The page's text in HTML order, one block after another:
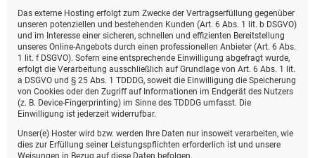
Das externe Hosting erfolgt zum Zwecke der Vertragserfüllung gegenüber
unseren potenziellen und bestehenden Kunden (Art. 6 Abs. 1 lit. b DSGVO)
und im Interesse einer sicheren, schnellen und effizienten Bereitstellung
unseres Online-Angebots durch einen professionellen Anbieter (Art. 6 Abs.
1 lit. f DSGVO). Sofern eine entsprechende Einwilligung abgefragt wurde,
erfolgt die Verarbeitung ausschließlich auf Grundlage von Art. 6 Abs. 1 lit.
a DSGVO und § 25 Abs. 1 TDDDG, soweit die Einwilligung die Speicherung
von Cookies oder den Zugriff auf Informationen im Endgerät des Nutzers
(z. B. Device-Fingerprinting) im Sinne des TDDDG umfasst. Die
Einwilligung ist jederzeit widerrufbar.
Unser(e) Hoster wird bzw. werden Ihre Daten nur insoweit verarbeiten, wie
dies zur Erfüllung seiner Leistungspflichten erforderlich ist und unsere